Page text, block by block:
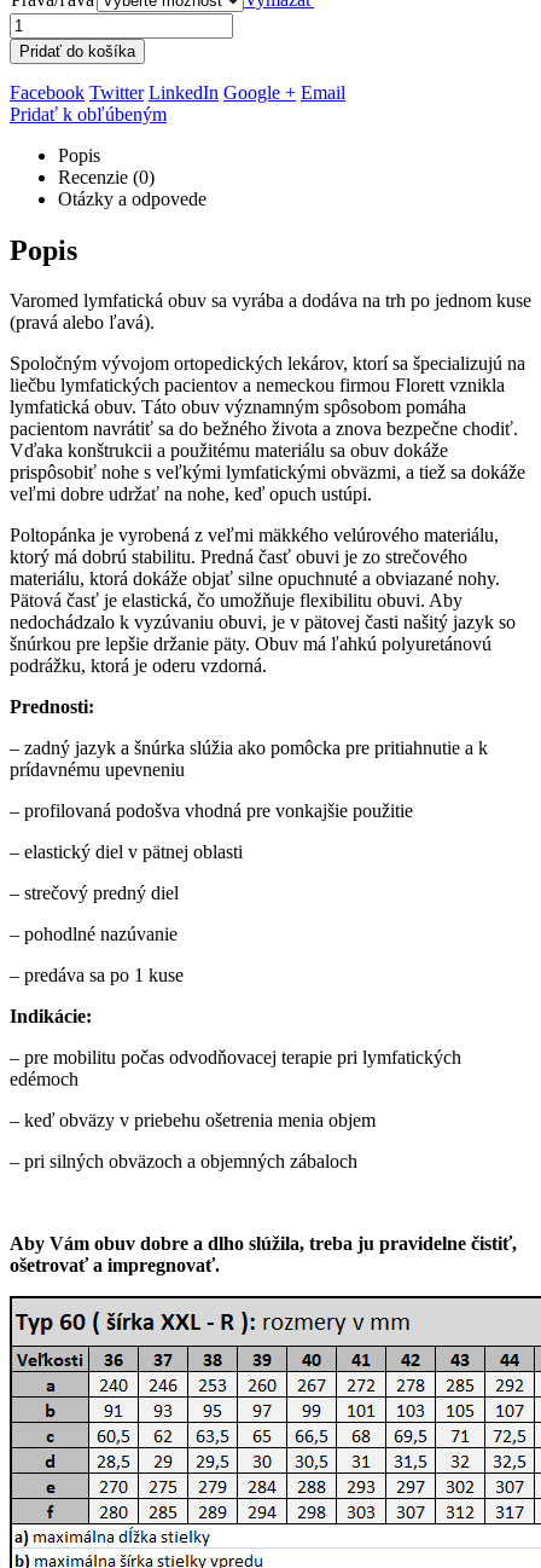
Pridať do košíka
Facebook Twitter LinkedIn Google + Email
Pridať k obľúbeným
Popis
Recenzie (0)
Otázky a odpovede
Popis
Varomed lymfatická obuv sa vyrába a dodáva na trh po jednom kuse
(pravá alebo ľavá).
Spoločným vývojom ortopedických lekárov, ktorí sa špecializujú na
liečbu lymfatických pacientov a nemeckou firmou Florett vznikla
lymfatická obuv. Táto obuv významným spôsobom pomáha
pacientom navrátiť sa do bežného života a znova bezpečne chodiť.
Vďaka konštrukcii a použitému materiálu sa obuv dokáže
prispôsobiť nohe s veľkými lymfatickými obväzmi, a tiež sa dokáže
veľmi dobre udržať na nohe, keď opuch ustúpi.
Poltopánka je vyrobená z veľmi mäkkého velúrového materiálu,
ktorý má dobrú stabilitu. Predná časť obuvi je zo strečového
materiálu, ktorá dokáže objať silne opuchnuté a obviazané nohy.
Pätová časť je elastická, čo umožňuje flexibilitu obuvi. Aby
nedochádzalo k vyzúvaniu obuvi, je v pätovej časti našitý jazyk so
šnúrkou pre lepšie držanie päty. Obuv má ľahkú polyuretánovú
podrážku, ktorá je oderu vzdorná.
Prednosti:
– zadný jazyk a šnúrka slúžia ako pomôcka pre pritiahnutie a k
prídavnému upevneniu
– profilovaná podošva vhodná pre vonkajšie použitie
– elastický diel v pätnej oblasti
– strečový predný diel
– pohodlné nazúvanie
– predáva sa po 1 kuse
Indikácie:
– pre mobilitu počas odvodňovacej terapie pri lymfatických
edémoch
– keď obväzy v priebehu ošetrenia menia objem
– pri silných obväzoch a objemných zábaloch
Aby Vám obuv dobre a dlho slúžila, treba ju pravidelne čistiť,
ošetrovať a impregnovať.